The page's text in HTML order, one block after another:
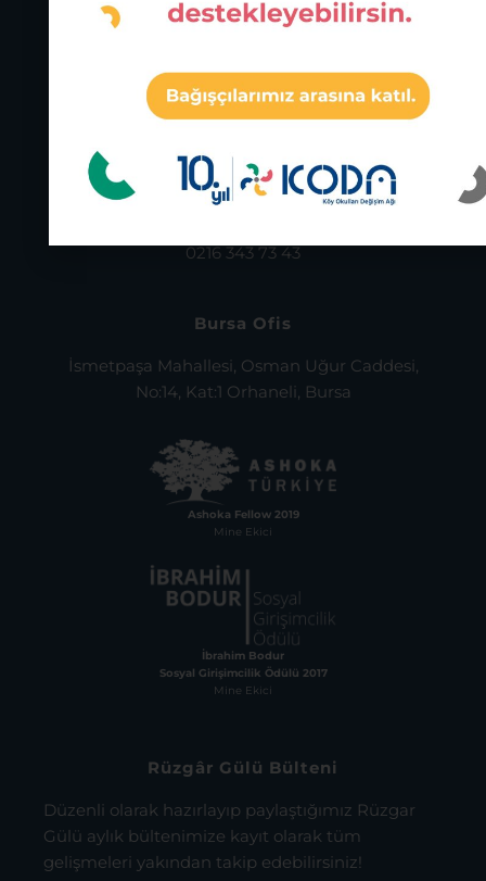
Osmanağa Mah. Söğütlüçeşme Cad. Bina No:56
Altın Çarşı Daire:72
0216 343 73 43
Bursa Ofis
İsmetpaşa Mahallesi, Osman Uğur Caddesi,
No:14, Kat:1 Orhaneli, Bursa
Ashoka Fellow 2019
Mine Ekici
İbrahim Bodur
Sosyal Girişimcilik Ödülü 2017
Mine Ekici
Rüzgâr Gülü Bülteni
Düzenli olarak hazırlayıp paylaştığımız Rüzgar
Gülü aylık bültenimize kayıt olarak tüm
gelişmeleri yakından takip edebilirsiniz!